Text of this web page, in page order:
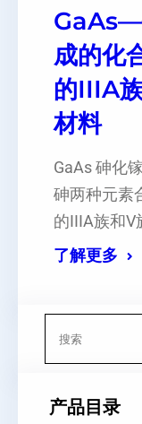
GaAs—
成的化
的IIIA
材料
GaAs 砷化
砷两种元素
的IIIA族和V
了解更多
产品目录